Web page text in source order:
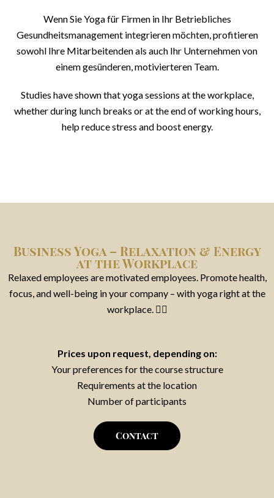
Wenn Sie Yoga für Firmen in Ihr Betriebliches
Gesundheitsmanagement integrieren möchten, profitieren
sowohl Ihre Mitarbeitenden als auch Ihr Unternehmen von
einem gesünderen, motivierteren Team.
Studies have shown that yoga sessions at the workplace,
whether during lunch breaks or at the end of working hours,
help reduce stress and boost energy.
Business Yoga – Relaxation & Energy
at the Workplace
Relaxed employees are motivated employees. Promote health,
focus, and well-being in your company – with yoga right at the
workplace. 🧘‍♂️
Prices upon request, depending on:
Your preferences for the course structure
Requirements at the location
Number of participants
Contact